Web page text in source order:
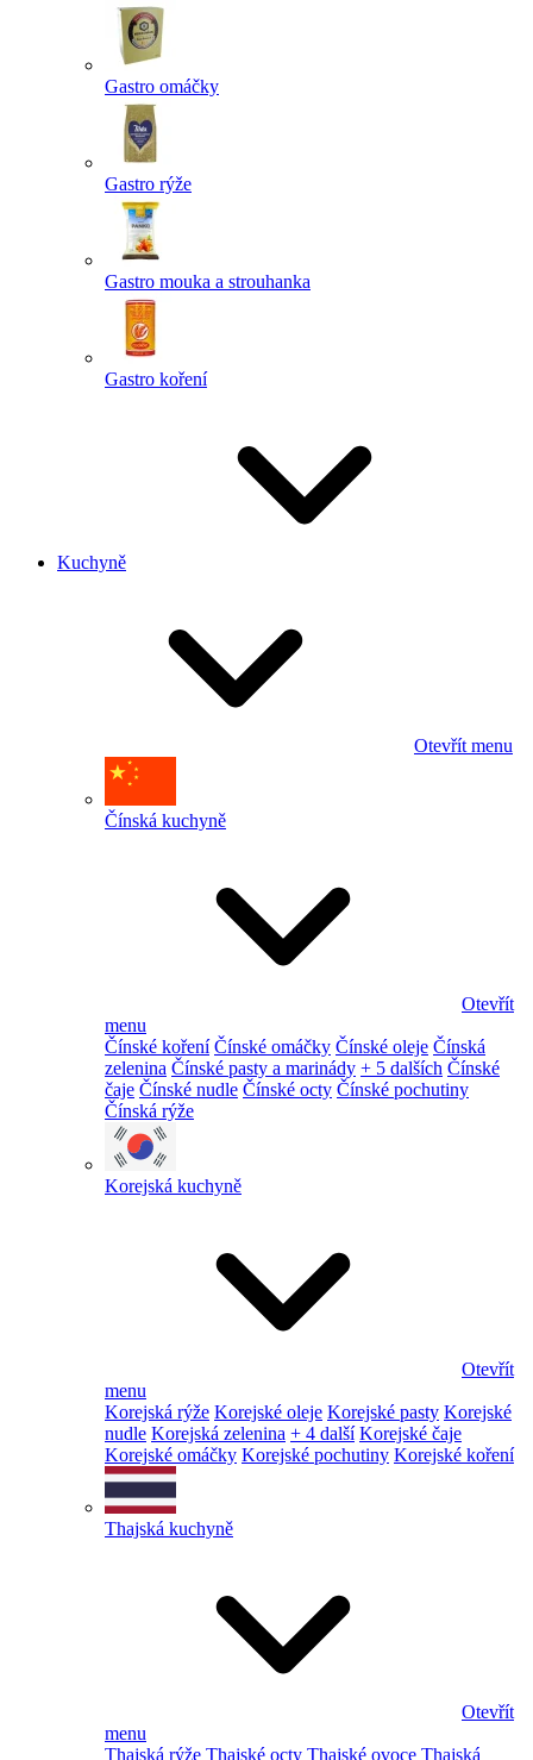
Gastro omáčky
Gastro rýže
Gastro mouka a strouhanka
Gastro koření
Kuchyně
Otevřít menu
Čínská kuchyně
Otevřít
menu
Čínské koření Čínské omáčky Čínské oleje Čínská
zelenina Čínské pasty a marinády + 5 dalších Čínské
čaje Čínské nudle Čínské octy Čínské pochutiny
Čínská rýže
Korejská kuchyně
Otevřít
menu
Korejská rýže Korejské oleje Korejské pasty Korejské
nudle Korejská zelenina + 4 další Korejské čaje
Korejské omáčky Korejské pochutiny Korejské koření
Thajská kuchyně
Otevřít
menu
Thajská rýže Thajské octy Thajské ovoce Thajská